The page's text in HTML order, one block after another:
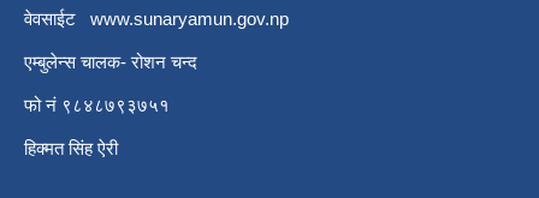
वेवसाईट www.sunaryamun.gov.np
एम्बुलेन्स चालक- रोशन चन्द
फो नं ९८४८७९३७५१
हिक्मत सिंह ऐरी